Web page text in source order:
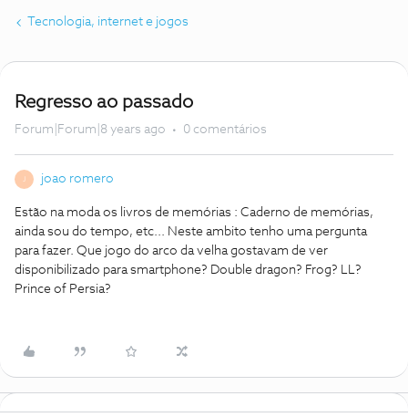
Tecnologia, internet e jogos
Regresso ao passado
Forum|Forum|8 years ago 0 comentários
joao romero
Estão na moda os livros de memórias : Caderno de memórias,
ainda sou do tempo, etc... Neste ambito tenho uma pergunta
para fazer. Que jogo do arco da velha gostavam de ver
disponibilizado para smartphone? Double dragon? Frog? LL?
Prince of Persia?